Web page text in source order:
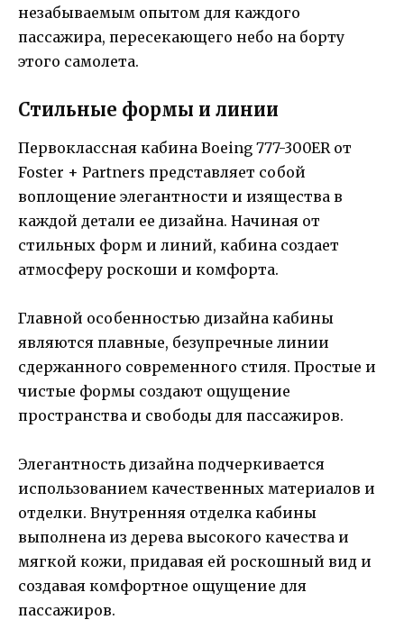
незабываемым опытом для каждого
пассажира, пересекающего небо на борту
этого самолета.
Стильные формы и линии
Первоклассная кабина Boeing 777-300ER от
Foster + Partners представляет собой
воплощение элегантности и изящества в
каждой детали ее дизайна. Начиная от
стильных форм и линий, кабина создает
атмосферу роскоши и комфорта.
Главной особенностью дизайна кабины
являются плавные, безупречные линии
сдержанного современного стиля. Простые и
чистые формы создают ощущение
пространства и свободы для пассажиров.
Элегантность дизайна подчеркивается
использованием качественных материалов и
отделки. Внутренняя отделка кабины
выполнена из дерева высокого качества и
мягкой кожи, придавая ей роскошный вид и
создавая комфортное ощущение для
пассажиров.